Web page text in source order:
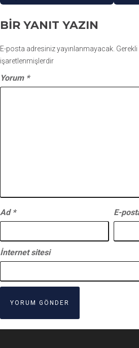
BIR YANIT YAZIN
E-posta adresiniz yayınlanmayacak.
işaretlenmişlerdir
Yorum *
Ad * E-
İnternet sitesi